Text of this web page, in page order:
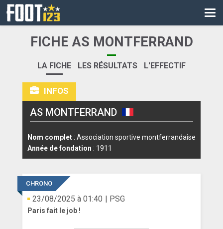
CM
LIGUE DES CHAMPIONS
PALMARÈS
LES DIRECTS
LIGUE 1
NATIONAL
COUPE DE FRANCE
FICHE AS MONTFERRAND
LA FICHE LES RÉSULTATS L'EFFECTIF
INFOS
AS MONTFERRAND
Nom complet : Association sportive montferrandaise
Année de fondation : 1911
CHRONO
23/08/2025 à 01:40 | PSG
Paris fait le job !